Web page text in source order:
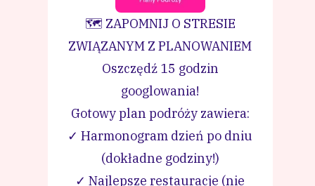
🗺️ ZAPOMNIJ O STRESIE
ZWIĄZANYM Z PLANOWANIEM
Oszczędź 15 godzin
googlowania!
Gotowy plan podróży zawiera:
✓ Harmonogram dzień po dniu
(dokładne godziny!)
✓ Najlepsze restauracje (nie